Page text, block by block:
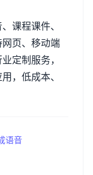
课程课件、
页、移动端
定制服务，
，低成本、
语音